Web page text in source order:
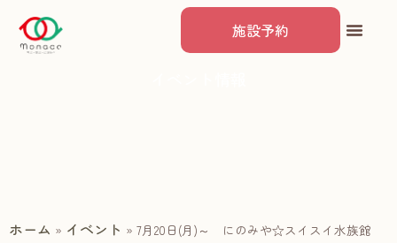
施設予約
ホーム » イベント » 7月20日(月)～ にのみや☆スイスイ水族館